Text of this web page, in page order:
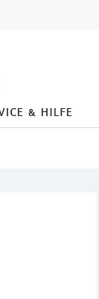
& hilfe